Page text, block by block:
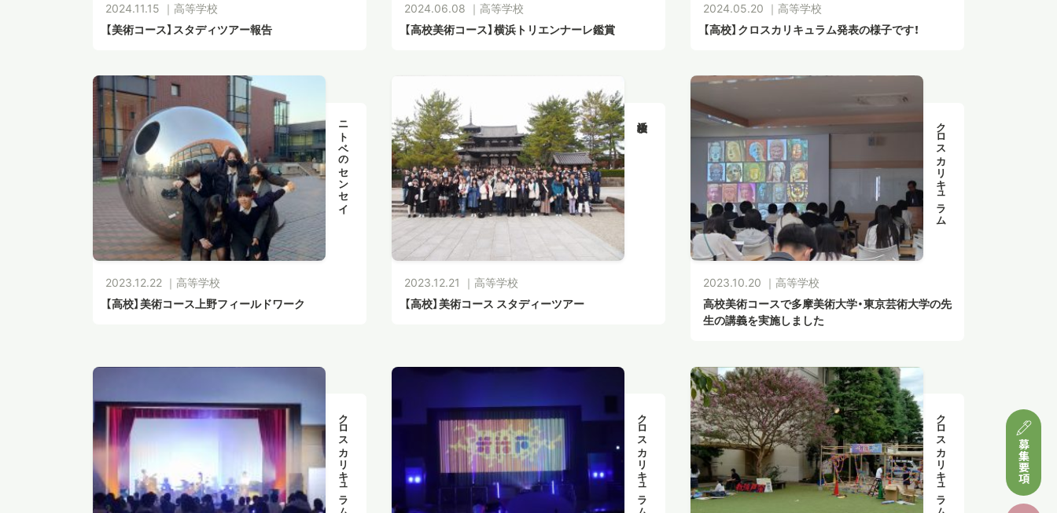
募集要項
2024.11.15 ｜ 高等学校
【美術コース】スタディツアー報告
2024.06.08 ｜ 高等学校
【高校美術コース】横浜トリエンナーレ鑑賞
2024.05.20 ｜ 高等学校
【高校】クロスカリキュラム発表の様子です！
ニトベのセンセイ
2023.12.22 ｜ 高等学校
【高校】美術コース上野フィールドワーク
2023.12.21 ｜ 高等学校
【高校】美術コース スタディーツアー
クロスカリキュラム
2023.10.20 ｜ 高等学校
高校美術コースで多摩美術大学・東京芸術大学の先
生の講義を実施しました
クロスカリキュラム クロスカリキュラム クロスカリキュラム